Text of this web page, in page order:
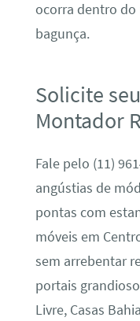
ocorra dentro do
bagunça.
Solicite
Montador
Fale pelo (11)
angústias de
pontas com
móveis em
sem arrebentar
portais
Livre, Casas